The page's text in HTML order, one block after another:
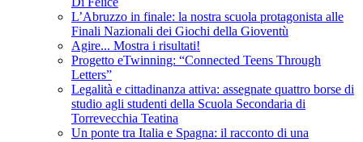
L’Abruzzo in finale: la nostra scuola protagonista alle
Finali Nazionali dei Giochi della Gioventù
Agire... Mostra i risultati!
Progetto eTwinning: “Connected Teens Through
Letters”
Legalità e cittadinanza attiva: assegnate quattro borse di
studio agli studenti della Scuola Secondaria di
Torrevecchia Teatina
Un ponte tra Italia e Spagna: il racconto di una